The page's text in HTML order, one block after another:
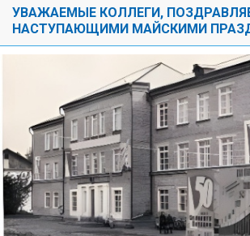
УВАЖАЕМЫЕ КОЛЛЕГИ,
НАСТУПАЮЩИМИ МАЙСКИМИ